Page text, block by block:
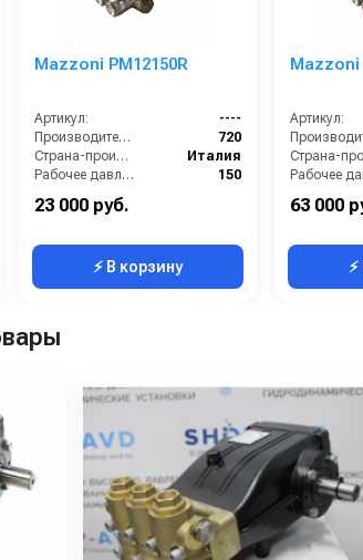
Mazzoni PM12150R
Артикул:
----
Производительность (л/ч):
720
Страна-производитель:
Италия
Рабочее давление (бар):
150
Мощность (кВт):
Масса (кг):
23 000 руб.
⚡ В корзину
Mazzoni
Артикул:
Масса (кг):
63 000